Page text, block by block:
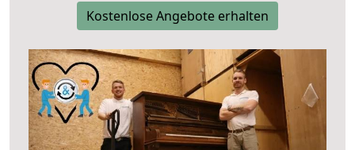
Kostenlose Angebote erhalten